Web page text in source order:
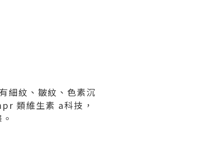
細紋、皺紋、色素沉
類維生素 a科技，